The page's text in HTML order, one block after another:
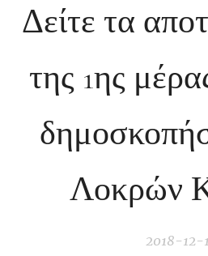
Δείτε τα
της 1ης
Λοκρών
2018-12-